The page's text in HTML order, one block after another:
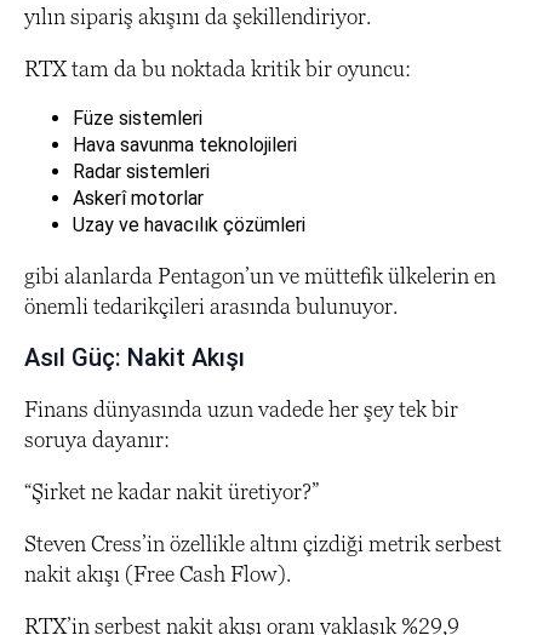
yılın sipariş akışını da şekillendiriyor.
RTX tam da bu noktada kritik bir oyuncu:
Füze sistemleri
Hava savunma teknolojileri
Radar sistemleri
Askerî motorlar
Uzay ve havacılık çözümleri
gibi alanlarda Pentagon’un ve müttefik ülkelerin en
önemli tedarikçileri arasında bulunuyor.
Asıl Güç: Nakit Akışı
Finans dünyasında uzun vadede her şey tek bir
soruya dayanır:
“Şirket ne kadar nakit üretiyor?”
Steven Cress’in özellikle altını çizdiği metrik serbest
nakit akışı (Free Cash Flow).
RTX’in serbest nakit akışı oranı yaklaşık %29,9